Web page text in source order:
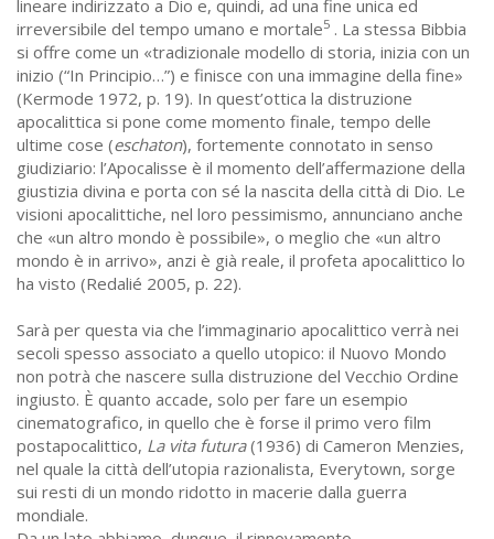
lineare indirizzato a Dio e, quindi, ad una fine unica ed
irreversibile del tempo umano e mortale5 . La stessa Bibbia
si offre come un «tradizionale modello di storia, inizia con un
inizio (“In Principio…”) e finisce con una immagine della fine»
(Kermode 1972, p. 19). In quest’ottica la distruzione
apocalittica si pone come momento finale, tempo delle
ultime cose (eschaton), fortemente connotato in senso
giudiziario: l’Apocalisse è il momento dell’affermazione della
giustizia divina e porta con sé la nascita della città di Dio. Le
visioni apocalittiche, nel loro pessimismo, annunciano anche
che «un altro mondo è possibile», o meglio che «un altro
mondo è in arrivo», anzi è già reale, il profeta apocalittico lo
ha visto (Redalié 2005, p. 22).
Sarà per questa via che l’immaginario apocalittico verrà nei
secoli spesso associato a quello utopico: il Nuovo Mondo
non potrà che nascere sulla distruzione del Vecchio Ordine
ingiusto. È quanto accade, solo per fare un esempio
cinematografico, in quello che è forse il primo vero film
postapocalittico, La vita futura(1936) di Cameron Menzies,
nel quale la città dell’utopia razionalista, Everytown, sorge
sui resti di un mondo ridotto in macerie dalla guerra
mondiale.